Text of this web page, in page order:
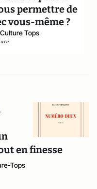
permettre de
vous-même ?
Tops
en finesse
Tops